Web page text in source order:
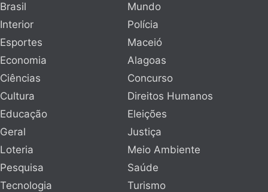
Brasil
Mundo
Interior
Polícia
Esportes
Maceió
Economia
Alagoas
Ciências
Concurso
Cultura
Direitos Humanos
Educação
Eleições
Geral
Justiça
Loteria
Meio Ambiente
Pesquisa
Saúde
Tecnologia
Turismo